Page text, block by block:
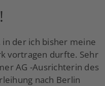
in der ich bisher meine
vortragen durfte. Sehr
AG -Ausrichterin des
nach Berlin